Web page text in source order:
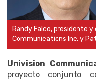
Randy Falco, presidente
Communications Inc. y
Univision
proyecto conjunto